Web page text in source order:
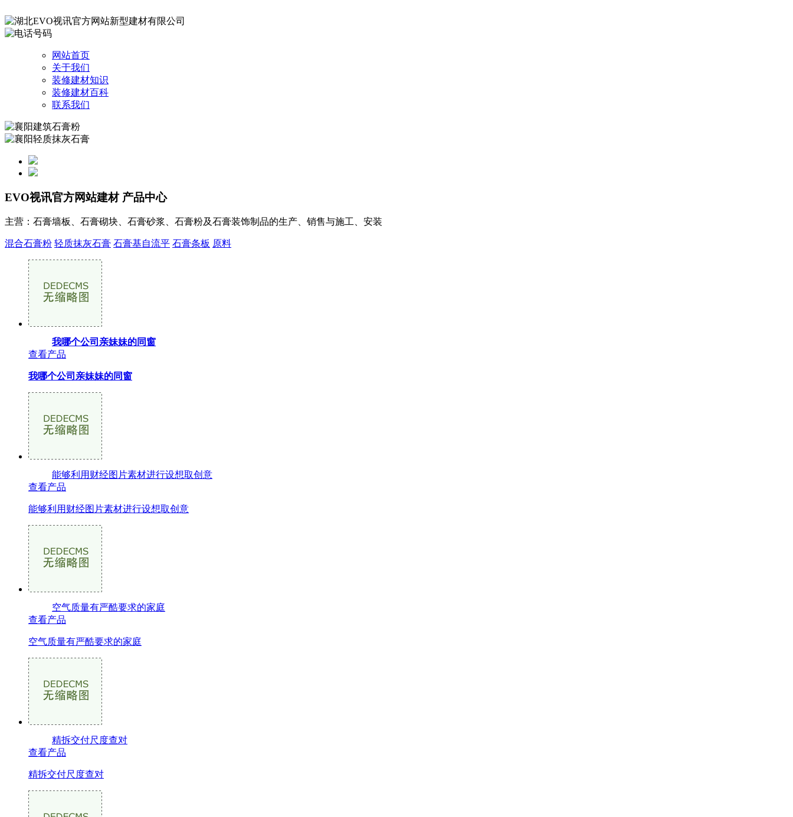
网站首页
关于我们
装修建材知识
装修建材百科
联系我们
EVO视讯官方网站建材 产品中心
主营：石膏墙板、石膏砌块、石膏砂浆、石膏粉及石膏装饰制品的生产、销售与施工、安装
混合石膏粉 轻质抹灰石膏 石膏基自流平 石膏条板 原料
我哪个公司亲妹妹的同窗
查看产品
我哪个公司亲妹妹的同窗
能够利用财经图片素材进行设想取创意
查看产品
能够利用财经图片素材进行设想取创意
空气质量有严酷要求的家庭
查看产品
空气质量有严酷要求的家庭
精拆交付尺度查对
查看产品
精拆交付尺度查对